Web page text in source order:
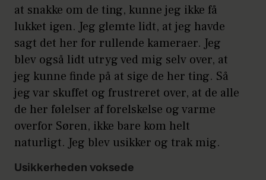
at snakke om de ting, kunne jeg ikke få
lukket igen. Jeg glemte lidt, at jeg havde
sagt det her for rullende kameraer. Jeg
blev også lidt utryg ved mig selv over, at
jeg kunne finde på at sige de her ting. Så
jeg var skuffet og frustreret over, at de alle
de her følelser af forelskelse og varme
overfor Søren, ikke bare kom helt
naturligt. Jeg blev usikker og trak mig.
Usikkerheden voksede